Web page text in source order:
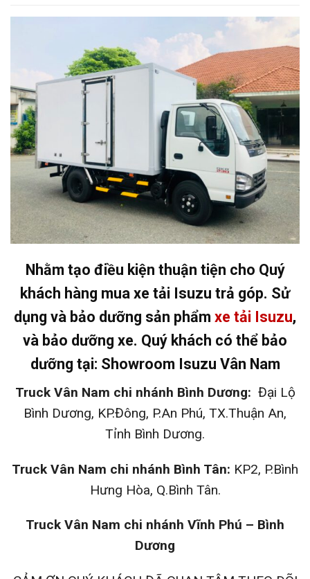
Nhằm tạo điều kiện thuận tiện cho Quý
khách hàng mua xe tải Isuzu trả góp. Sử
dụng và bảo dưỡng sản phẩm xe tải Isuzu,
và bảo dưỡng xe. Quý khách có thể bảo
dưỡng tại: Showroom Isuzu Vân Nam
Truck Vân Nam chi nhánh Bình Dương: Đại Lộ
Bình Dương, KP.Đông, P.An Phú, TX.Thuận An,
Tỉnh Bình Dương.
Truck Vân Nam chi nhánh Bình Tân: KP2, P.Bình
Hưng Hòa, Q.Bình Tân.
Truck Vân Nam chi nhánh Vĩnh Phú – Bình
Dương